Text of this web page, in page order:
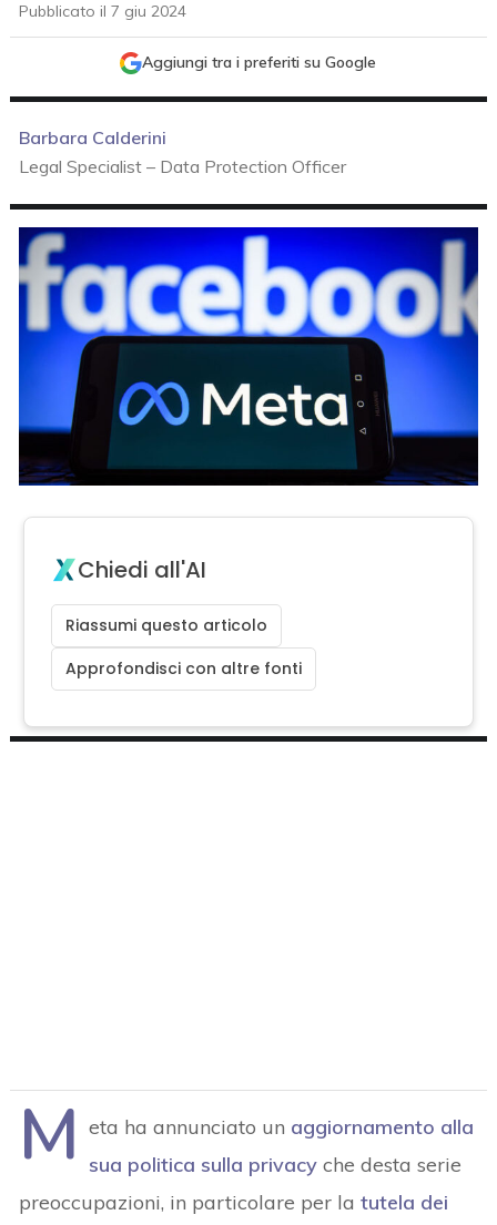
Pubblicato il 7 giu 2024
Aggiungi tra i preferiti su Google
Barbara Calderini
Legal Specialist – Data Protection Officer
Chiedi all'AI
Riassumi questo articolo
Approfondisci con altre fonti
M eta ha annunciato un aggiornamento alla
sua politica sulla privacy che desta serie
preoccupazioni, in particolare per latutela dei